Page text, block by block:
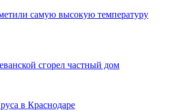
самую высокую температуру
сгорел частный дом
в Краснодаре